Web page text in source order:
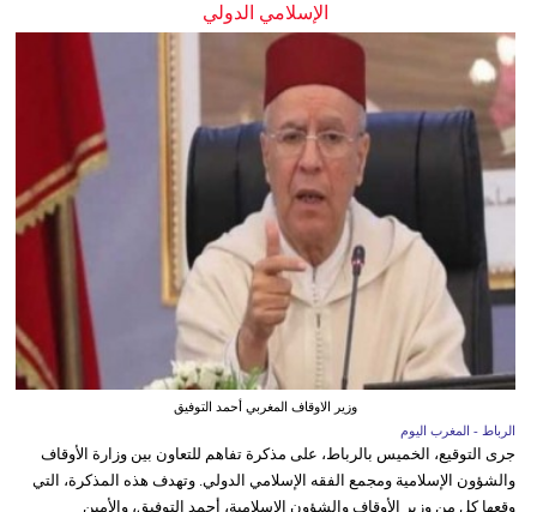
الإسلامي الدولي
وزير الاوقاف المغربي أحمد التوفيق
الرباط - المغرب اليوم
جرى التوقيع، الخميس بالرباط، على مذكرة تفاهم للتعاون بين وزارة الأوقاف
والشؤون الإسلامية ومجمع الفقه الإسلامي الدولي. وتهدف هذه المذكرة، التي
وقعها كل من وزير الأوقاف والشؤون الإسلامية، أحمد التوفيق، والأمين